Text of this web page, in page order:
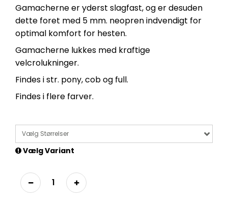
Gamacherne er yderst slagfast, og er desuden
dette foret med 5 mm. neopren indvendigt for
optimal komfort for hesten.
Gamacherne lukkes med kraftige
velcrolukninger.
Findes i str. pony, cob og full.
Findes i flere farver.
Vælg Størrelser
Vælg Variant